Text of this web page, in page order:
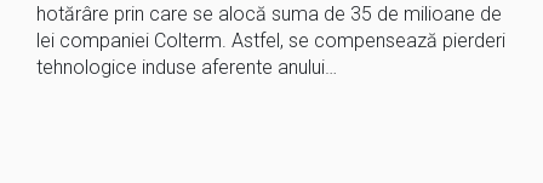
hotărâre prin care se alocă suma de 35 de milioane de
lei companiei Colterm. Astfel, se compensează pierderi
tehnologice induse aferente anului…